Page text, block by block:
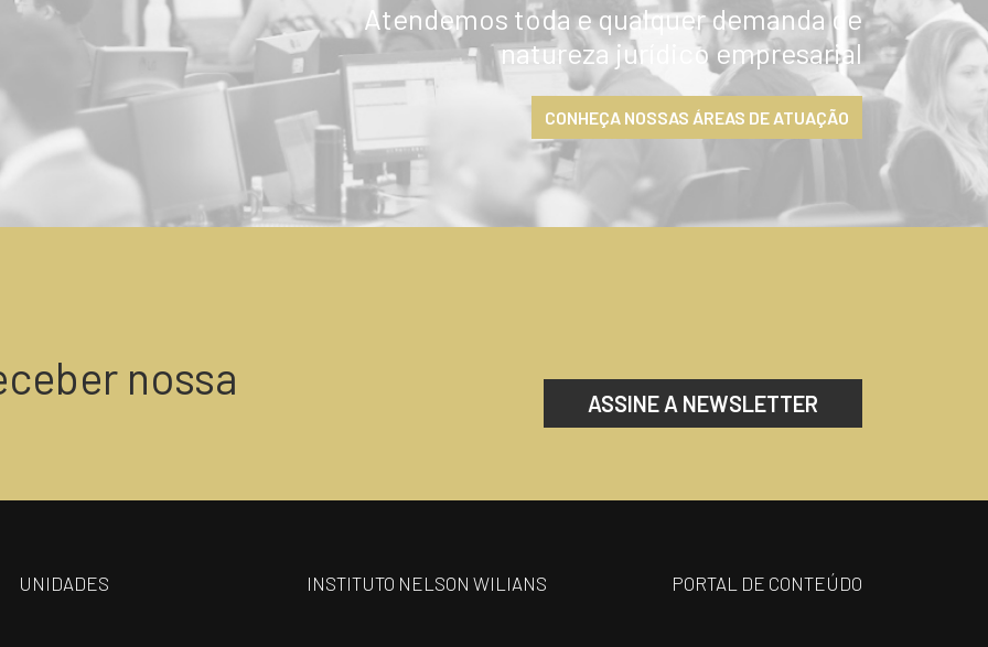
Atendemos toda e qualquer demanda de
natureza jurídico empresarial
CONHEÇA NOSSAS ÁREAS DE ATUAÇÃO
nossa ASSINE A NEWSLETTER
UNIDADES INSTITUTO NELSON WILIANS PORTAL DE CONTEÚDO